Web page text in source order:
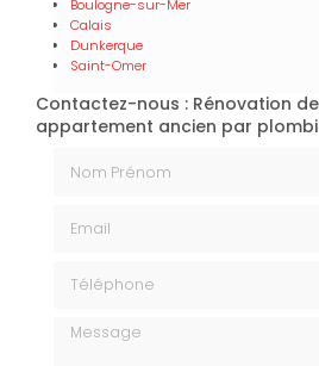
Boulogne-sur-Mer
Calais
Dunkerque
Saint-Omer
Contactez-nous : Rénovation
appartement ancien par
Message